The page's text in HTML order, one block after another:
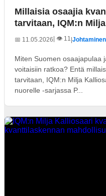
Millaisia osaajia
tarvitaan, IQM:n
📅 11.05.2026 | 👁️ 11|
Miten Suomen osaajapulaa
voitaisiin ratkoa? Entä
tarvitaan, IQM:n Milja
nuorelle -sarjassa P...